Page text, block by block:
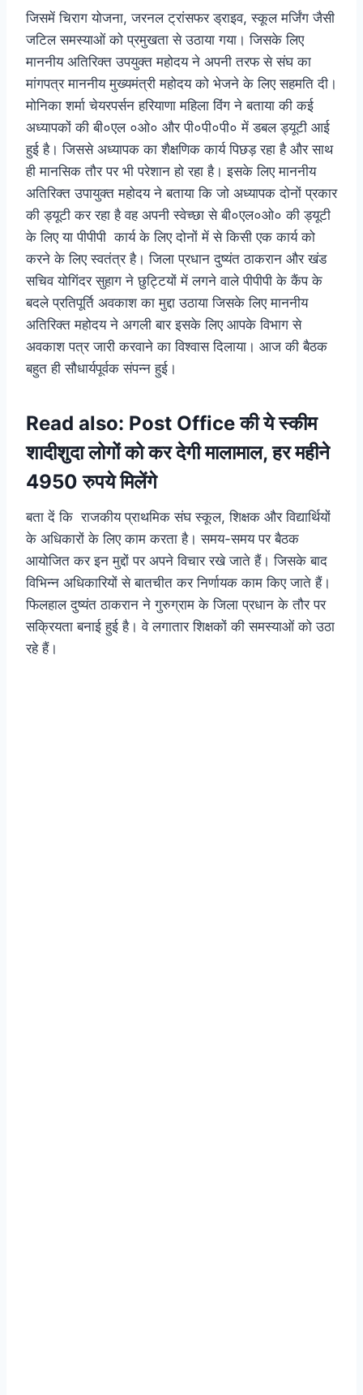
जिसमें चिराग योजना, जरनल ट्रांसफर ड्राइव, स्कूल मर्जिंग जैसी
जटिल समस्याओं को प्रमुखता से उठाया गया। जिसके लिए
माननीय अतिरिक्त उपयुक्त महोदय ने अपनी तरफ से संघ का
मांगपत्र माननीय मुख्यमंत्री महोदय को भेजने के लिए सहमति दी।
मोनिका शर्मा चेयरपर्सन हरियाणा महिला विंग ने बताया की कई
अध्यापकों की बी०एल ०ओ० और पी०पी०पी० में डबल ड्यूटी आई
हुई है। जिससे अध्यापक का शैक्षणिक कार्य पिछड़ रहा है और साथ
ही मानसिक तौर पर भी परेशान हो रहा है। इसके लिए माननीय
अतिरिक्त उपायुक्त महोदय ने बताया कि जो अध्यापक दोनों प्रकार
की ड्यूटी कर रहा है वह अपनी स्वेच्छा से बी०एल०ओ० की ड्यूटी
के लिए या पीपीपी कार्य के लिए दोनों में से किसी एक कार्य को
करने के लिए स्वतंत्र है। जिला प्रधान दुष्यंत ठाकरान और खंड
सचिव योगिंदर सुहाग ने छुट्टियों में लगने वाले पीपीपी के कैंप के
बदले प्रतिपूर्ति अवकाश का मुद्दा उठाया जिसके लिए माननीय
अतिरिक्त महोदय ने अगली बार इसके लिए आपके विभाग से
अवकाश पत्र जारी करवाने का विश्वास दिलाया। आज की बैठक
बहुत ही सौधार्यपूर्वक संपन्न हुई।
Read also: Post Office की ये स्कीम
शादीशुदा लोगों को कर देगी मालामाल, हर महीने
4950 रुपये मिलेंगे
बता दें कि राजकीय प्राथमिक संघ स्कूल, शिक्षक और विद्यार्थियों
के अधिकारों के लिए काम करता है। समय-समय पर बैठक
आयोजित कर इन मुद्दों पर अपने विचार रखे जाते हैं। जिसके बाद
विभिन्न अधिकारियों से बातचीत कर निर्णायक काम किए जाते हैं।
फिलहाल दुष्यंत ठाकरान ने गुरुग्राम के जिला प्रधान के तौर पर
सक्रियता बनाई हुई है। वे लगातार शिक्षकों की समस्याओं को उठा
रहे हैं।